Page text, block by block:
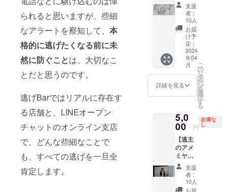
られると思いますが、些細
なアラートを察知して、 本
格的に逃げたくなる前に未
然に防ぐことは、大切なこ
とだと思うのです。
逃げBarではリアルに存在す
る店舗と、LINEオープン
チャットのオンライン支店
で、どんな些細なことで
も、すべての逃げを一旦全
肯定します。
備考欄
に記載
くださ
い
ちら。
https://
www.in
stagra
m.com/
eat.rua/
3月31
日 ※備
考欄に
ご利用
希望の
内容を
ご記入
くださ
い。 ※
下記
URL内
せ
フォー
ムより
事前に
実施内
容をお
問い合
わせく
ださ
い。
画しま
す。 ・
フェス
ティバ
ルや企
画展な
ど体験
領域の
企画設
計が得
意領域
現段階
で見え
ている
具体的
なご依
頼内容
をご記
入くだ
さい。
・事業
んが逃
げBar出
勤時に2
時間す
ごく話
を聞き
ます。
誰かに
ただ話
して吐
き出し
たく
なった
守りと
してご
利用く
ださ
い。
※対応不
可能な
事項：
秘密は
守りま
支援
者：
10人
お届
け予
定：
2024
年04
月
詳細を見る
こ
の
リ
タ
ー
ン
を
選
択
す
る
5,0
00 円
在庫な
し
【逃主
のアメ
ミヤに
講演か
DJを依
頼でき
ます】
支援
者：
10人